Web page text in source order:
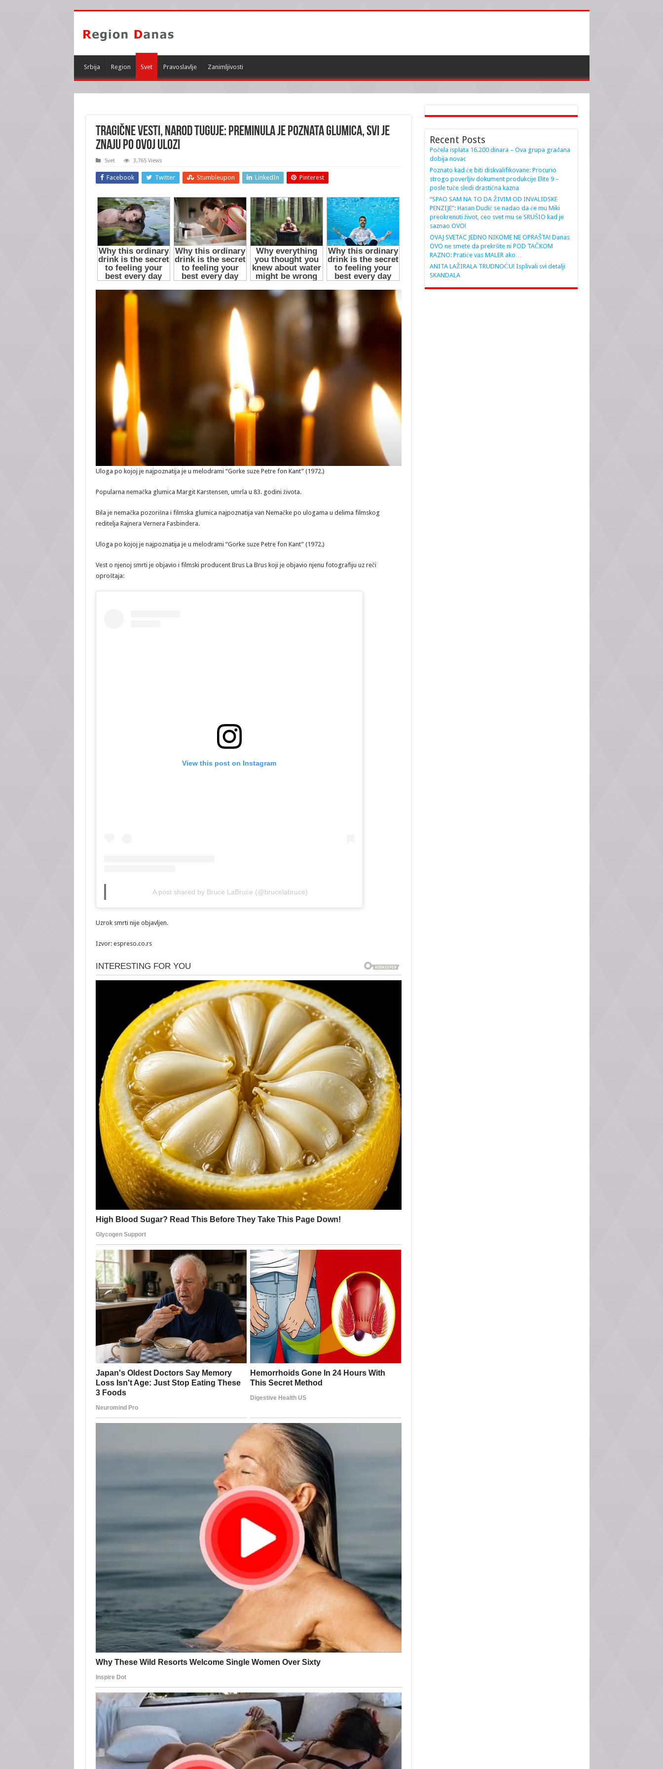
Srbija Region Svet Pravoslavlje Zanimljivosti
TRAGIČNE VESTI, NAROD TUGUJE: Preminula je poznata glumica, svi je
znaju po OVOJ ULOZI
Svet 3,765 Views
Facebook Twitter Stumbleupon LinkedIn Pinterest
Uloga po kojoj je najpoznatija je u melodrami “Gorke suze Petre fon Kant” (1972.)
Popularna nemačka glumica Margit Karstensen, umrla u 83. godini života.
Bila je nemačka pozorišna i filmska glumica najpoznatija van Nemačke po ulogama u delima filmskog
reditelja Rajnera Vernera Fasbindera.
Uloga po kojoj je najpoznatija je u melodrami “Gorke suze Petre fon Kant” (1972.)
Vest o njenoj smrti je objavio i filmski producent Brus La Brus koji je objavio njenu fotografiju uz reči
oproštaja:
View this post on Instagram
A post shared by Bruce LaBruce (@brucelabruce)
Uzrok smrti nije objavljen.
Izvor: espreso.co.rs
Recent Posts
Počela isplata 16.200 dinara – Ova grupa građana
dobija novac
Poznato kad će biti diskvalifikovane: Procurio
strogo poverljiv dokument produkcije Elite 9 –
posle tuče sledi drastična kazna
“SPAO SAM NA TO DA ŽIVIM OD INVALIDSKE
PENZIJE”: Hasan Dudić se nadao da će mu Miki
preokrenuti život, ceo svet mu se SRUŠIO kad je
saznao OVO!
OVAJ SVETAC JEDNO NIKOME NE OPRAŠTA! Danas
OVO ne smete da prekršite ni POD TAČKOM
RAZNO: Pratiće vas MALER ako…
ANITA LAŽIRALA TRUDNOĆU! Isplivali svi detalji
SKANDALA